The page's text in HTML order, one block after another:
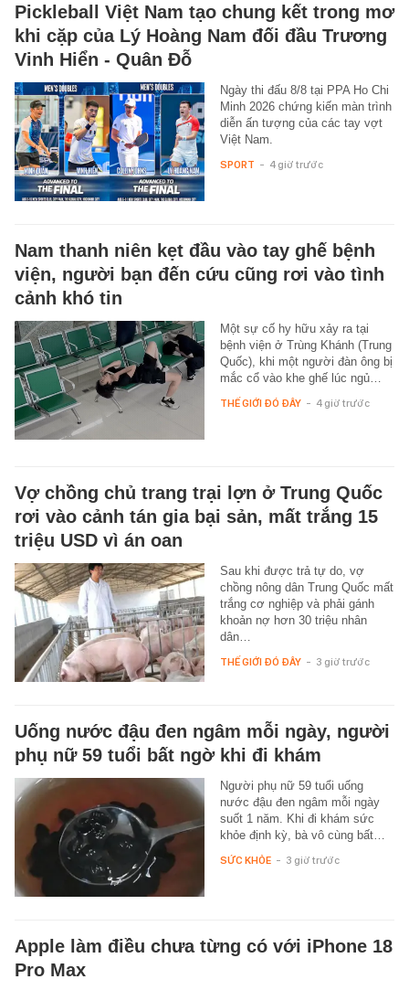
Pickleball Việt Nam tạo chung kết trong mơ
khi cặp của Lý Hoàng Nam đối đầu Trương
Vinh Hiển - Quân Đỗ
Ngày thi đấu 8/8 tại PPA Ho Chi
Minh 2026 chứng kiến màn trình
diễn ấn tượng của các tay vợt
Việt Nam.
SPORT - 4 giờ trước
Nam thanh niên kẹt đầu vào tay ghế bệnh
viện, người bạn đến cứu cũng rơi vào tình
cảnh khó tin
Một sự cố hy hữu xảy ra tại
bệnh viện ở Trùng Khánh (Trung
Quốc), khi một người đàn ông bị
mắc cổ vào khe ghế lúc ngủ…
THẾ GIỚI ĐÓ ĐÂY - 4 giờ trước
Vợ chồng chủ trang trại lợn ở Trung Quốc
rơi vào cảnh tán gia bại sản, mất trắng 15
triệu USD vì án oan
Sau khi được trả tự do, vợ
chồng nông dân Trung Quốc mất
trắng cơ nghiệp và phải gánh
khoản nợ hơn 30 triệu nhân
dân…
THẾ GIỚI ĐÓ ĐÂY - 3 giờ trước
Uống nước đậu đen ngâm mỗi ngày, người
phụ nữ 59 tuổi bất ngờ khi đi khám
Người phụ nữ 59 tuổi uống
nước đậu đen ngâm mỗi ngày
suốt 1 năm. Khi đi khám sức
khỏe định kỳ, bà vô cùng bất…
SỨC KHỎE - 3 giờ trước
Apple làm điều chưa từng có với iPhone 18
Pro Max